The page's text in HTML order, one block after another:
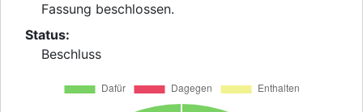
Fassung beschlossen.
Status:
Beschluss